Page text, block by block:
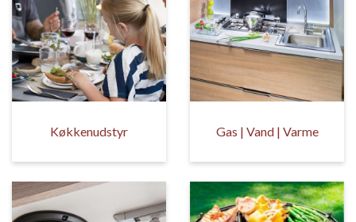
Køkkenudstyr Gas | Vand | Varme